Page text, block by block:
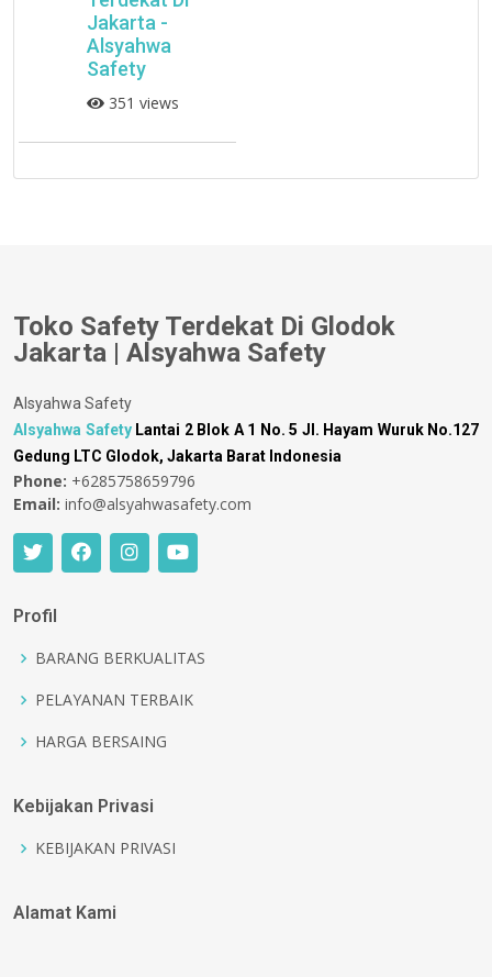
Jakarta -
Alsyahwa
Safety
351 views
Toko Safety Terdekat Di Glodok
Jakarta | Alsyahwa Safety
Alsyahwa Safety
Alsyahwa Safety Lantai 2 Blok A 1 No. 5 Jl. Hayam Wuruk No.127
Gedung LTC Glodok, Jakarta Barat Indonesia
Phone: +6285758659796
Email: info@alsyahwasafety.com
Profil
BARANG BERKUALITAS
PELAYANAN TERBAIK
HARGA BERSAING
Kebijakan Privasi
KEBIJAKAN PRIVASI
Alamat Kami